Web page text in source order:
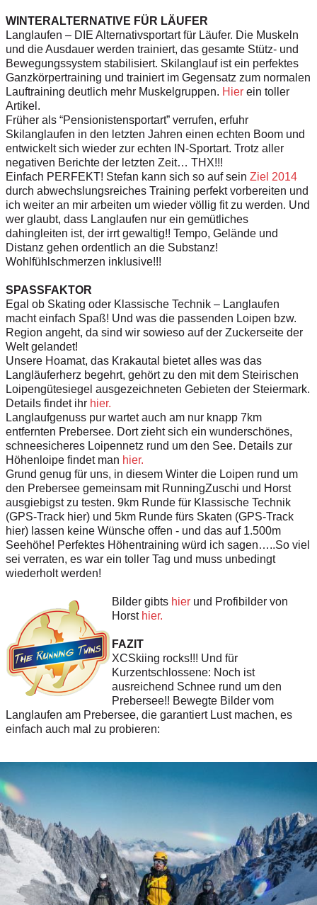
WINTERALTERNATIVE FÜR LÄUFER
Langlaufen – DIE Alternativsportart für Läufer. Die Muskeln
und die Ausdauer werden trainiert, das gesamte Stütz- und
Bewegungssystem stabilisiert. Skilanglauf ist ein perfektes
Ganzkörpertraining und trainiert im Gegensatz zum normalen
Lauftraining deutlich mehr Muskelgruppen. Hier ein toller
Artikel.
Früher als “Pensionistensportart” verrufen, erfuhr
Skilanglaufen in den letzten Jahren einen echten Boom und
entwickelt sich wieder zur echten IN-Sportart. Trotz aller
negativen Berichte der letzten Zeit… THX!!!
Einfach PERFEKT! Stefan kann sich so auf sein Ziel 2014
durch abwechslungsreiches Training perfekt vorbereiten und
ich weiter an mir arbeiten um wieder völlig fit zu werden. Und
wer glaubt, dass Langlaufen nur ein gemütliches
dahingleiten ist, der irrt gewaltig!! Tempo, Gelände und
Distanz gehen ordentlich an die Substanz!
Wohlfühlschmerzen inklusive!!!
SPASSFAKTOR
Egal ob Skating oder Klassische Technik – Langlaufen
macht einfach Spaß! Und was die passenden Loipen bzw.
Region angeht, da sind wir sowieso auf der Zuckerseite der
Welt gelandet!
Unsere Hoamat, das Krakautal bietet alles was das
Langläuferherz begehrt, gehört zu den mit dem Steirischen
Loipengütesiegel ausgezeichneten Gebieten der Steiermark.
Details findet ihr hier.
Langlaufgenuss pur wartet auch am nur knapp 7km
entfernten Prebersee. Dort zieht sich ein wunderschönes,
schneesicheres Loipennetz rund um den See. Details zur
Höhenloipe findet man hier.
Grund genug für uns, in diesem Winter die Loipen rund um
den Prebersee gemeinsam mit RunningZuschi und Horst
ausgiebigst zu testen. 9km Runde für Klassische Technik
(GPS-Track hier) und 5km Runde fürs Skaten (GPS-Track
hier) lassen keine Wünsche offen - und das auf 1.500m
Seehöhe! Perfektes Höhentraining würd ich sagen…..So viel
sei verraten, es war ein toller Tag und muss unbedingt
wiederholt werden!
Bilder gibts hier und Profibilder von
Horst hier.
FAZIT
XCSkiing rocks!!! Und für
Kurzentschlossene: Noch ist
ausreichend Schnee rund um den
Prebersee!! Bewegte Bilder vom
Langlaufen am Prebersee, die garantiert Lust machen, es
einfach auch mal zu probieren: